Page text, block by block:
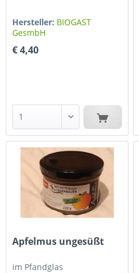
Hersteller: BIOGAST
GesmbH
€ 4,40
Apfelmus ungesüßt
im Pfandglas